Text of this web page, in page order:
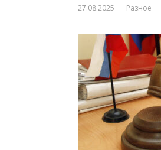
27.08.2025 Разное